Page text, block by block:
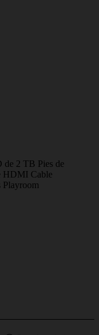
de 2 TB Pies de
HDMI Cable
Playroom